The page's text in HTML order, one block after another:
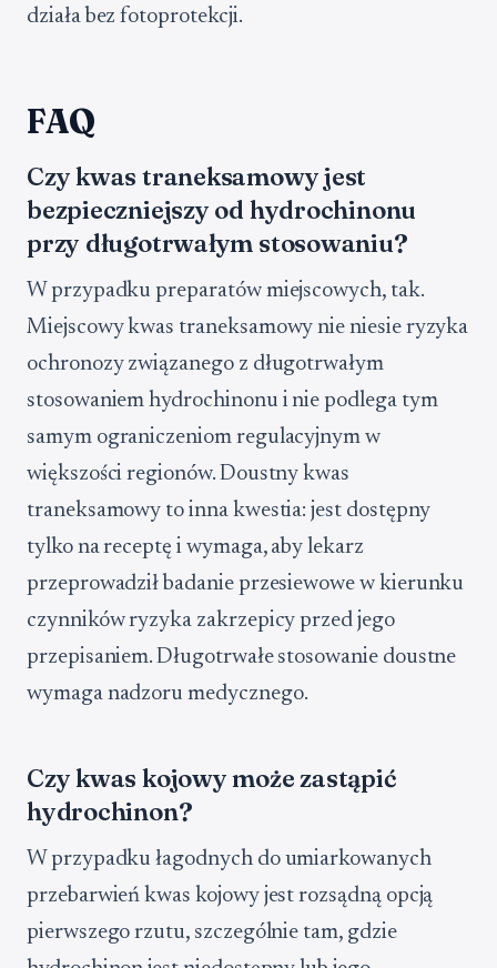
działa bez fotoprotekcji.
FAQ
Czy kwas traneksamowy jest
bezpieczniejszy od hydrochinonu
przy długotrwałym stosowaniu?
W przypadku preparatów miejscowych, tak.
Miejscowy kwas traneksamowy nie niesie ryzyka
ochronozy związanego z długotrwałym
stosowaniem hydrochinonu i nie podlega tym
samym ograniczeniom regulacyjnym w
większości regionów. Doustny kwas
traneksamowy to inna kwestia: jest dostępny
tylko na receptę i wymaga, aby lekarz
przeprowadził badanie przesiewowe w kierunku
czynników ryzyka zakrzepicy przed jego
przepisaniem. Długotrwałe stosowanie doustne
wymaga nadzoru medycznego.
Czy kwas kojowy może zastąpić
hydrochinon?
W przypadku łagodnych do umiarkowanych
przebarwień kwas kojowy jest rozsądną opcją
pierwszego rzutu, szczególnie tam, gdzie